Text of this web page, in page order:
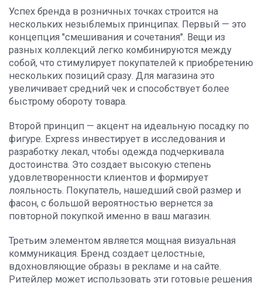
Успех бренда в розничных точках строится на
нескольких незыблемых принципах. Первый — это
концепция "смешивания и сочетания". Вещи из
разных коллекций легко комбинируются между
собой, что стимулирует покупателей к приобретению
нескольких позиций сразу. Для магазина это
увеличивает средний чек и способствует более
быстрому обороту товара.
Второй принцип — акцент на идеальную посадку по
фигуре. Express инвестирует в исследования и
разработку лекал, чтобы одежда подчеркивала
достоинства. Это создает высокую степень
удовлетворенности клиентов и формирует
лояльность. Покупатель, нашедший свой размер и
фасон, с большой вероятностью вернется за
повторной покупкой именно в ваш магазин.
Третьим элементом является мощная визуальная
коммуникация. Бренд создает целостные,
вдохновляющие образы в рекламе и на сайте.
Ритейлер может использовать эти готовые решения